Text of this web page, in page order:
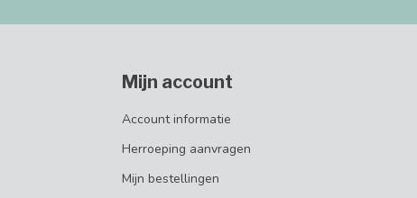
Mijn account
Account informatie
Herroeping aanvragen
Mijn bestellingen